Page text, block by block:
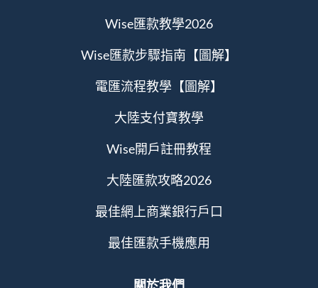
Wise匯款教學2026
Wise匯款步驟指南【圖解】
電匯流程教學【圖解】
大陸支付寶教學
Wise開戶註冊教程
大陸匯款攻略2026
最佳網上商業銀行戶口
最佳匯款手機應用